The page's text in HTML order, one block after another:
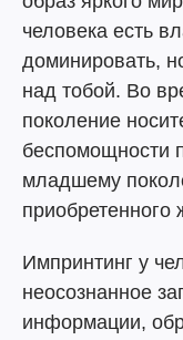
человека есть
доминировать,
над тобой. Во
поколение
беспомощности
младшему
приобретенного
Импринтинг у
неосознанное
информации,